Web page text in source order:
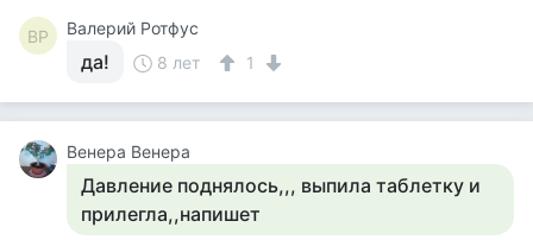
ВР Валерий Ротфус
да! 8 лет 1
Венера Венера
Давление поднялось,,, выпила таблетку и
прилегла,,напишет